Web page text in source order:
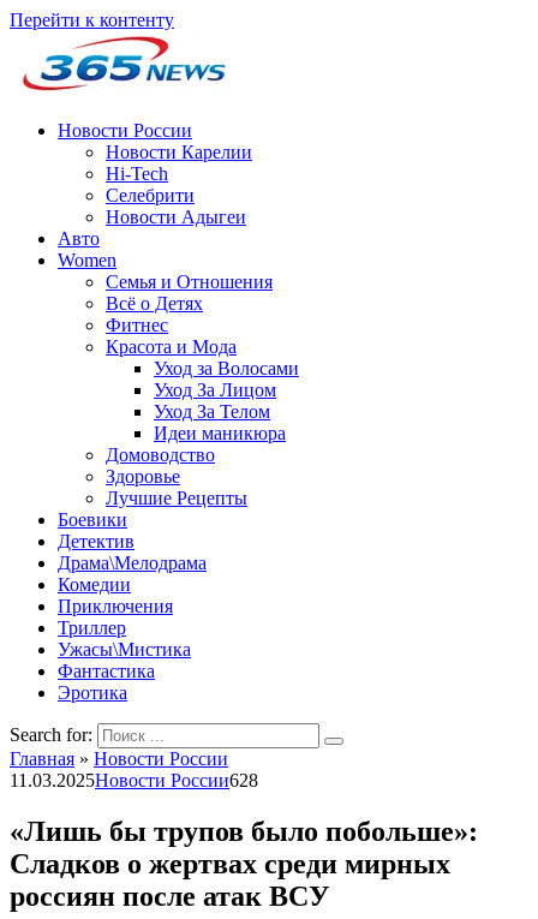
Перейти к контенту
Новости России
Новости Карелии
Hi-Tech
Селебрити
Новости Адыгеи
Авто
Women
Семья и Отношения
Всё о Детях
Фитнес
Красота и Мода
Уход за Волосами
Уход За Лицом
Уход За Телом
Идеи маникюра
Домоводство
Здоровье
Лучшие Рецепты
Боевики
Детектив
Драма\Мелодрама
Комедии
Приключения
Триллер
Ужасы\Мистика
Фантастика
Эротика
Search for:
Главная » Новости России
11.03.2025Новости России628
«Лишь бы трупов было побольше»:
Сладков о жертвах среди мирных
россиян после атак ВСУ